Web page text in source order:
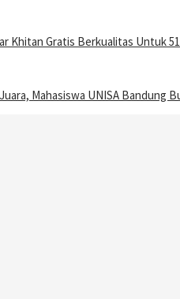
Khitan Gratis Berkualitas Untuk
Mahasiswa UNISA Bandung